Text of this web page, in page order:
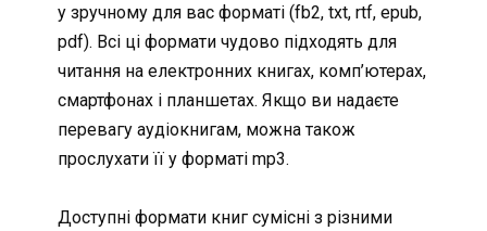
у зручному для вас форматі (fb2, txt, rtf, epub,
pdf). Всі ці формати чудово підходять для
читання на електронних книгах, комп’ютерах,
смартфонах і планшетах. Якщо ви надаєте
перевагу аудіокнигам, можна також
прослухати її у форматі mp3.
Доступні формати книг сумісні з різними